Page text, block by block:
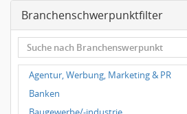
Frauenheilkunde, Geburtshilfe
Hals-Nasen-Ohrenheilkunde
Hautkrankheiten,
Hygienemedizin, Umweltmedizin
Innere Medizin
Kieferchirurgie, Mundchirurgie,
Branchenschwerpunktfilter
Agentur, Werbung, Marketing & PR
Banken